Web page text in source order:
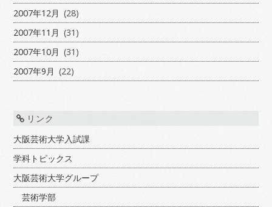
2007年12月 (28)
2007年11月 (31)
2007年10月 (31)
2007年9月 (22)
リンク
大阪芸術大学入試課
学科トピックス
大阪芸術大学グループ
芸術学部